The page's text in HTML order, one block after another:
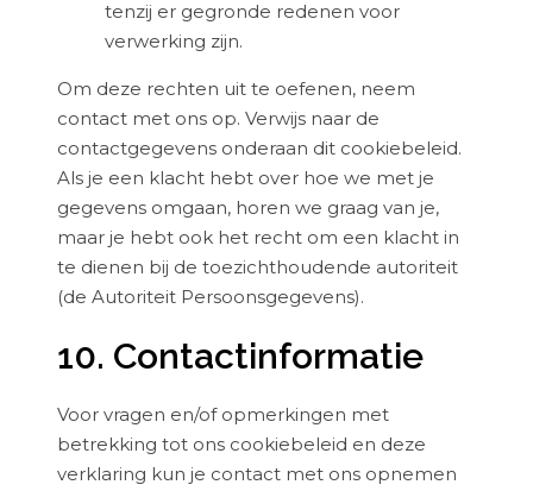
tenzij er gegronde redenen voor
verwerking zijn.
Om deze rechten uit te oefenen, neem
contact met ons op. Verwijs naar de
contactgegevens onderaan dit cookiebeleid.
Als je een klacht hebt over hoe we met je
gegevens omgaan, horen we graag van je,
maar je hebt ook het recht om een klacht in
te dienen bij de toezichthoudende autoriteit
(de Autoriteit Persoonsgegevens).
10. Contactinformatie
Voor vragen en/of opmerkingen met
betrekking tot ons cookiebeleid en deze
verklaring kun je contact met ons opnemen